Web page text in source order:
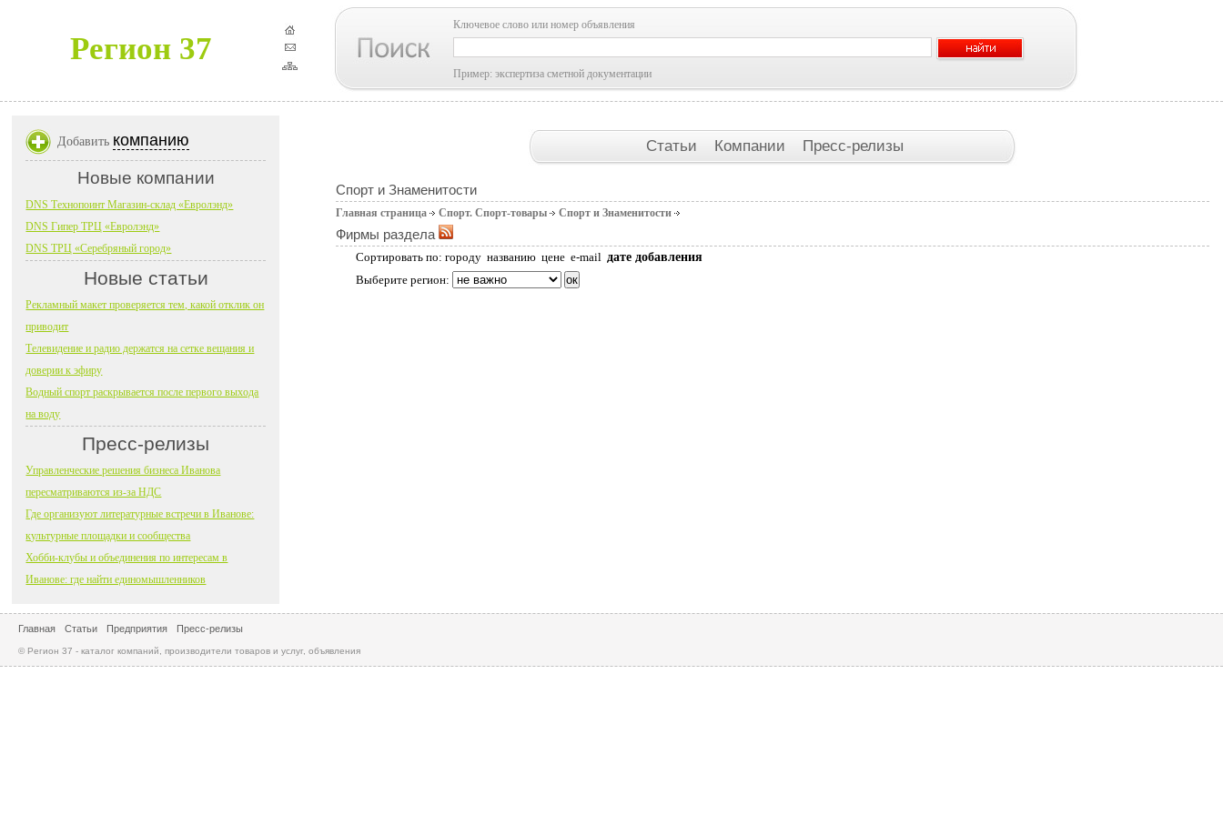
Регион 37
Ключевое слово или номер объявления
Пример: экспертиза сметной документации
Статьи Компании Пресс-релизы
Спорт и Знаменитости
Главная страница Спорт. Спорт-товары Спорт и Знаменитости
Фирмы раздела
Сортировать по: городу названию цене e-mail дате добавления
Выберите регион:
Добавить компанию
Новые компании
DNS Технопоинт Магазин-склад «Евролэнд»
DNS Гипер ТРЦ «Евролэнд»
DNS ТРЦ «Серебряный город»
Новые статьи
Рекламный макет проверяется тем, какой отклик он
приводит
Телевидение и радио держатся на сетке вещания и
доверии к эфиру
Водный спорт раскрывается после первого выхода
на воду
Пресс-релизы
Управленческие решения бизнеса Иванова
пересматриваются из-за НДС
Где организуют литературные встречи в Иванове:
культурные площадки и сообщества
Хобби-клубы и объединения по интересам в
Иванове: где найти единомышленников
Главная Статьи Предприятия Пресс-релизы
© Регион 37 - каталог компаний, производители товаров и услуг, объявления